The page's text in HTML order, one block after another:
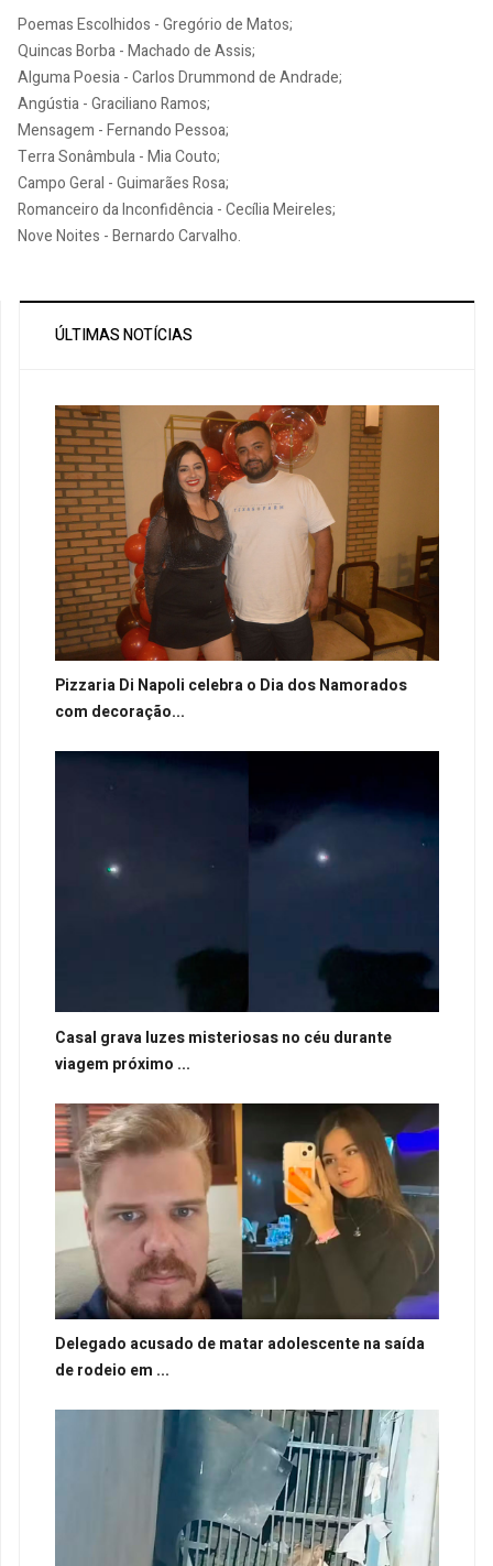
Poemas Escolhidos - Gregório de Matos;
Quincas Borba - Machado de Assis;
Alguma Poesia - Carlos Drummond de Andrade;
Angústia - Graciliano Ramos;
Mensagem - Fernando Pessoa;
Terra Sonâmbula - Mia Couto;
Campo Geral - Guimarães Rosa;
Romanceiro da Inconfidência - Cecília Meireles;
Nove Noites - Bernardo Carvalho.
ÚLTIMAS NOTÍCIAS
Pizzaria Di Napoli celebra o Dia dos Namorados
com decoração...
Casal grava luzes misteriosas no céu durante
viagem próximo ...
Delegado acusado de matar adolescente na saída
de rodeio em ...